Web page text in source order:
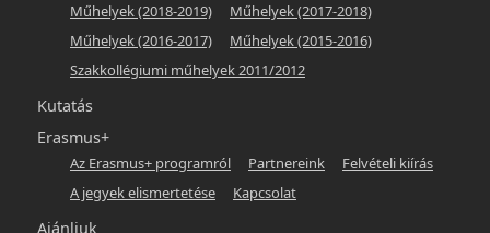
Műhelyek (2018-2019)
Műhelyek (2017-2018)
Műhelyek (2016-2017)
Műhelyek (2015-2016)
Szakkollégiumi műhelyek 2011/2012
Kutatás
Erasmus+
Az Erasmus+ programról Partnereink
Felvételi kiírás
A jegyek elismertetése
Kapcsolat
Ajánljuk